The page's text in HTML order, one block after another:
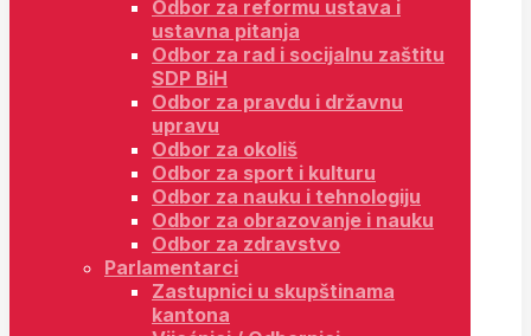
Odbor za reformu ustava i
ustavna pitanja
Odbor za rad i socijalnu zaštitu
SDP BiH
Odbor za pravdu i državnu
upravu
Odbor za okoliš
Odbor za sport i kulturu
Odbor za nauku i tehnologiju
Odbor za obrazovanje i nauku
Odbor za zdravstvo
Parlamentarci
Zastupnici u skupštinama
kantona